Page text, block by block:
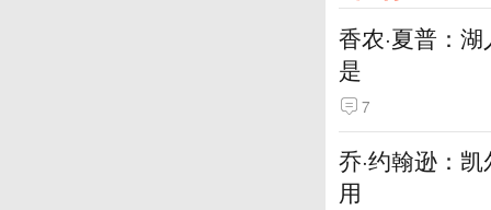
香农·夏普：
是
7
乔·约翰逊：
用